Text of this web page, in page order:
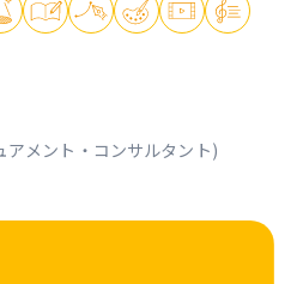
アメント・コンサルタント)